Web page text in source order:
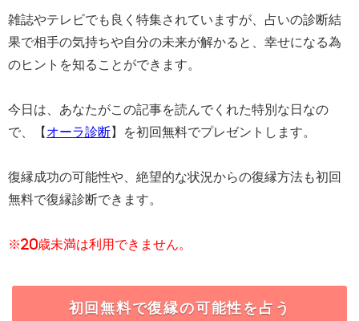
雑誌やテレビでも良く特集されていますが、占いの診断結
果で相手の気持ちや自分の未来が解かると、幸せになる為
のヒントを知ることができます。
今日は、あなたがこの記事を読んでくれた特別な日なの
で、【 オーラ診断】を初回無料でプレゼントします。
復縁成功の可能性や、絶望的な状況からの復縁方法も初回
無料で復縁診断できます。
※20歳未満は利用できません。
初回無料で復縁の可能性を占う